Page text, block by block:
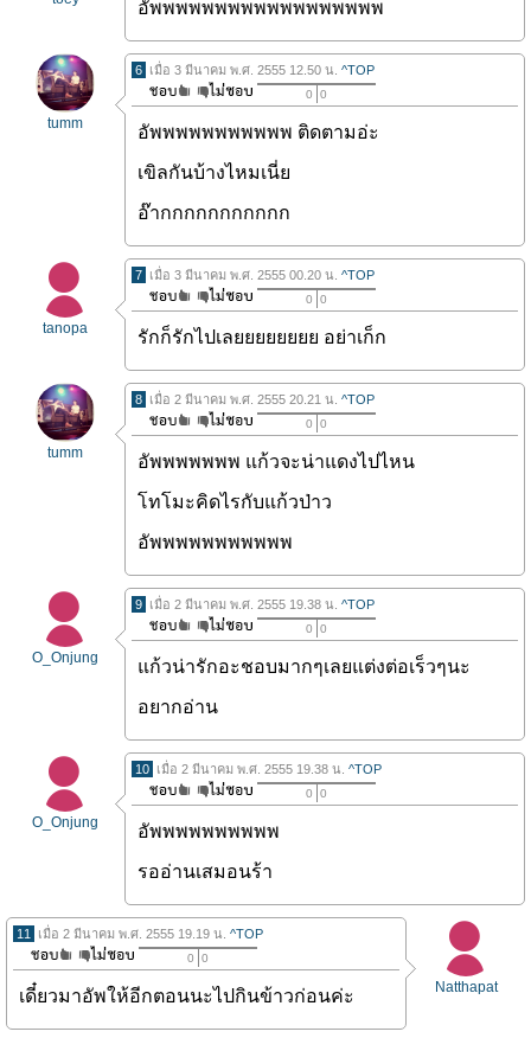
อัพพพพพพพพพพพพพพพพพพ
tumm
6 เมื่อ 3 มีนาคม พ.ศ. 2555 12.50 น. ^TOP
0 0
อัพพพพพพพพพพพ ติดตามอ่ะ
เขิลกันบ้างไหมเนี่ย
อ๊ากกกกกกกกกกก
tanopa
7 เมื่อ 3 มีนาคม พ.ศ. 2555 00.20 น. ^TOP
0 0
รักก็รักไปเลยยยยยยยย อย่าเก็ก
tumm
8 เมื่อ 2 มีนาคม พ.ศ. 2555 20.21 น. ^TOP
0 0
อัพพพพพพพ แก้วจะน่าแดงไปไหน
โทโมะคิดไรกับแก้วป่าว
อัพพพพพพพพพพพ
O_Onjung
9 เมื่อ 2 มีนาคม พ.ศ. 2555 19.38 น. ^TOP
0 0
แก้วน่ารักอะชอบมากๆเลยแต่งต่อเร็วๆนะ
อยากอ่าน
O_Onjung
10 เมื่อ 2 มีนาคม พ.ศ. 2555 19.38 น. ^TOP
0 0
อัพพพพพพพพพพ
รออ่านเสมอนร้า
Natthapat
11 เมื่อ 2 มีนาคม พ.ศ. 2555 19.19 น. ^TOP
0 0
เดี๋ยวมาอัพให้อีกตอนนะไปกินข้าวก่อนค่ะ